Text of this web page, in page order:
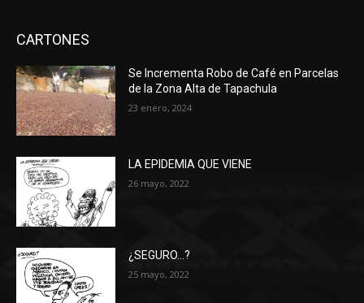
CARTONES
Se Incrementa Robo de Café en Parcelas
de la Zona Alta de Tapachula
23 enero, 2024
LA EPIDEMIA QUE VIENE
26 mayo, 2022
¿SEGURO…?
25 mayo, 2022